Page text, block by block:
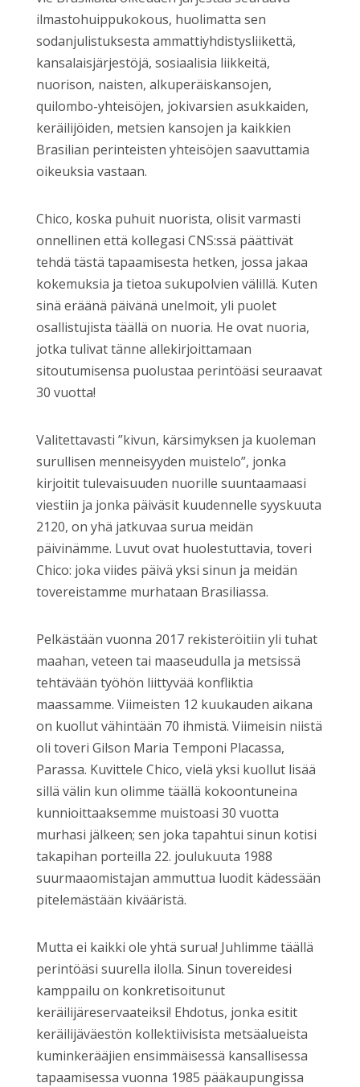
ilmastohuippukokous, huolimatta sen
sodanjulistuksesta ammattiyhdistysliikettä,
kansalaisjärjestöjä, sosiaalisia liikkeitä,
nuorison, naisten, alkuperäiskansojen,
quilombo-yhteisöjen, jokivarsien asukkaiden,
keräilijöiden, metsien kansojen ja kaikkien
Brasilian perinteisten yhteisöjen saavuttamia
oikeuksia vastaan.
Chico, koska puhuit nuorista, olisit varmasti
onnellinen että kollegasi CNS:ssä päättivät
tehdä tästä tapaamisesta hetken, jossa jakaa
kokemuksia ja tietoa sukupolvien välillä. Kuten
sinä eräänä päivänä unelmoit, yli puolet
osallistujista täällä on nuoria. He ovat nuoria,
jotka tulivat tänne allekirjoittamaan
sitoutumisensa puolustaa perintöäsi seuraavat
30 vuotta!
Valitettavasti ”kivun, kärsimyksen ja kuoleman
surullisen menneisyyden muistelo”, jonka
kirjoitit tulevaisuuden nuorille suuntaamaasi
viestiin ja jonka päiväsit kuudennelle syyskuuta
2120, on yhä jatkuvaa surua meidän
päivinämme. Luvut ovat huolestuttavia, toveri
Chico: joka viides päivä yksi sinun ja meidän
tovereistamme murhataan Brasiliassa.
Pelkästään vuonna 2017 rekisteröitiin yli tuhat
maahan, veteen tai maaseudulla ja metsissä
tehtävään työhön liittyvää konfliktia
maassamme. Viimeisten 12 kuukauden aikana
on kuollut vähintään 70 ihmistä. Viimeisin niistä
oli toveri Gilson Maria Temponi Placassa,
Parassa. Kuvittele Chico, vielä yksi kuollut lisää
sillä välin kun olimme täällä kokoontuneina
kunnioittaaksemme muistoasi 30 vuotta
murhasi jälkeen; sen joka tapahtui sinun kotisi
takapihan porteilla 22. joulukuuta 1988
suurmaaomistajan ammuttua luodit kädessään
pitelemästään kivääristä.
Mutta ei kaikki ole yhtä surua! Juhlimme täällä
perintöäsi suurella ilolla. Sinun tovereidesi
kamppailu on konkretisoitunut
keräilijäreservaateiksi! Ehdotus, jonka esitit
keräilijäväestön kollektiivisista metsäalueista
kuminkerääjien ensimmäisessä kansallisessa
tapaamisessa vuonna 1985 pääkaupungissa